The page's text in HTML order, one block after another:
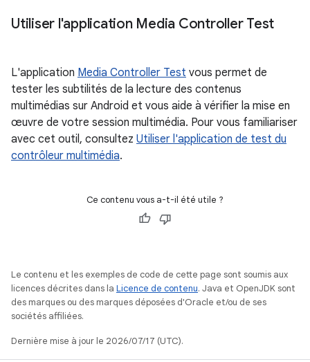
Utiliser l'application Media Controller Test
L'application Media Controller Test vous permet de
tester les subtilités de la lecture des contenus
multimédias sur Android et vous aide à vérifier la mise en
œuvre de votre session multimédia. Pour vous familiariser
avec cet outil, consultez Utiliser l'application de test du
contrôleur multimédia.
Ce contenu vous a-t-il été utile ?
Le contenu et les exemples de code de cette page sont soumis aux
licences décrites dans la Licence de contenu. Java et OpenJDK sont
des marques ou des marques déposées d'Oracle et/ou de ses
sociétés affiliées.
Dernière mise à jour le 2026/07/17 (UTC).